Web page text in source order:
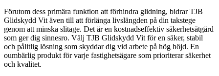
Förutom dess primära funktion att förhindra glidning, bidrar TJB
Glidskydd Vit även till att förlänga livslängden på din takstege
genom att minska slitage. Det är en kostnadseffektiv säkerhetsåtgärd
som ger dig sinnesro. Välj TJB Glidskydd Vit för en säker, stabil
och pålitlig lösning som skyddar dig vid arbete på hög höjd. En
oumbärlig produkt för varje fastighetsägare som prioriterar säkerhet
och kvalitet.